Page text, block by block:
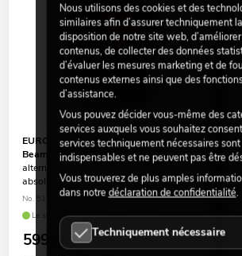
EUROLITE LED TMH-H380
Beam/Wash/Flower Effect
alternative intéressante à découvrir
absolument !
No. 51785923
Le stock suffit pour env. 12 semaines.
599,00€
Nous utilisons des cookies et des
similaires afin d’assurer techniquement
disposition de notre site web,
contenus, de collecter des données
d’évaluer les mesures marketing et de
contenus externes ainsi que des
d’assistance.
Vous pouvez décider vous-même des
services auxquels vous souhaitez
services techniquement nécessaires sont
indispensables et ne peuvent pas être
Vous trouverez de plus amples
dans notre déclaration de confidentialité.
Techniquement nécessaire